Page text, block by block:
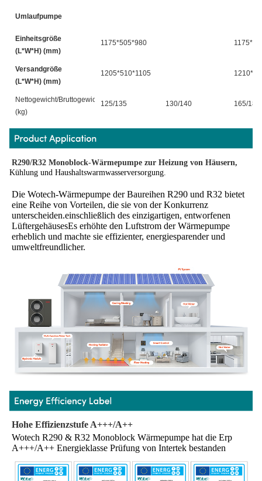
Umlaufpumpe
Einheitsgröße
(L*W*H) (mm)
1175*505*980
Versandgröße
(L*W*H) (mm)
1205*510*1105
Nettogewicht/Bruttogewicht
(kg)
125/135 130/140 165/180
R290/R32 Monoblock-Wärmepumpe zur Heizung von Häusern,
Kühlung und Haushaltswarmwasserversorgung.
Die Wotech-Wärmepumpe der Baureihen R290 und R32 bietet
eine Reihe von Vorteilen, die sie von der Konkurrenz
unterscheiden.einschließlich des einzigartigen, entworfenen
LüftergehäusesEs erhöhte den Luftstrom der Wärmepumpe
erheblich und machte sie effizienter, energiesparender und
umweltfreundlicher.
Hohe Effizienzstufe A+++/A++
Wotech R290 & R32 Monoblock Wärmepumpe hat die Erp
A+++/A++ Energieklasse Prüfung von Intertek bestanden